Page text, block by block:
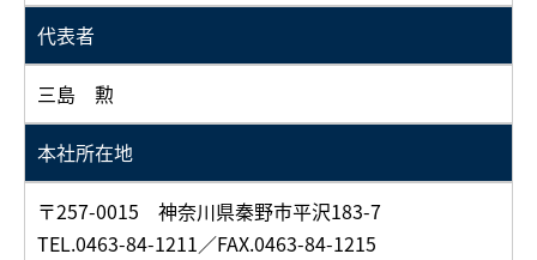
代表者
三島 勲
本社所在地
〒257-0015 神奈川県秦野市平沢183-7
TEL.0463-84-1211／FAX.0463-84-1215